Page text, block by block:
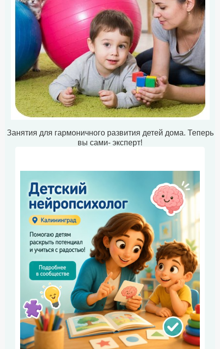
Занятия для гармоничного развития детей дома. Теперь
вы сами- эксперт!